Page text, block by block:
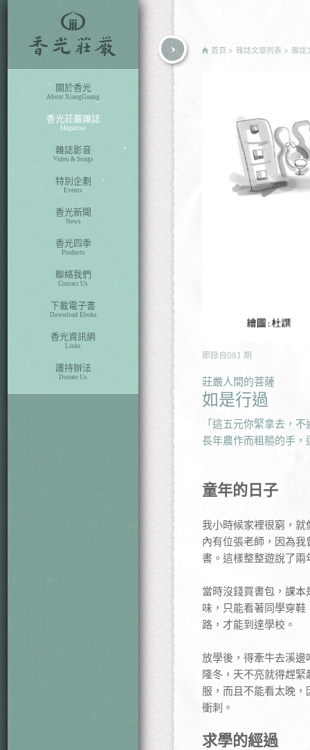
關於香光
About XiangGuang
香光莊嚴雜誌
Magazine
雜誌影音
Video & Songs
特別企劃
Events
香光新聞
News
香光四季
Products
聯絡我們
Contact Us
下載電子書
Download Eboks
香光資訊網
Links
護持辦法
Donate Us
首頁 雜誌文章列表 雜誌
節錄自 081 期
莊嚴人間的菩薩
如是行過
「這五元你緊拿去，
長年農作而粗糙的手，
童年的日子
我小時候家裡很窮，
內有位張老師，因為
書。這樣整整遊說了
當時沒錢買書包，課
味，只能看著同學穿
路，才能到達學校。
放學後，得牽牛去溪
隆冬，天不亮就得趕
服，而且不能看太晚
衝刺。
求學的經過